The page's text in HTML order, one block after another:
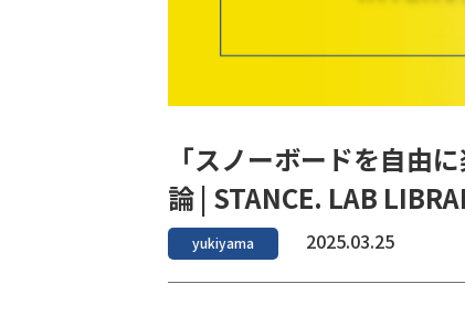
「スノーボードを自由
論 | STANCE. LAB
yukiyama 2025.03.25